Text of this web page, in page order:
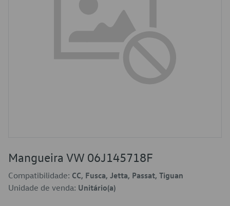
Mangueira VW 06J145718F
Compatibilidade: CC, Fusca, Jetta, Passat, Tiguan
Unidade de venda: Unitário(a)